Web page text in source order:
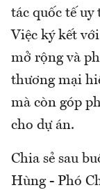
tác quốc tế uy
Việc ký kết
mở rộng và
thương mại
mà còn góp
cho dự án.
Chia sẻ sau
Hùng - Phó